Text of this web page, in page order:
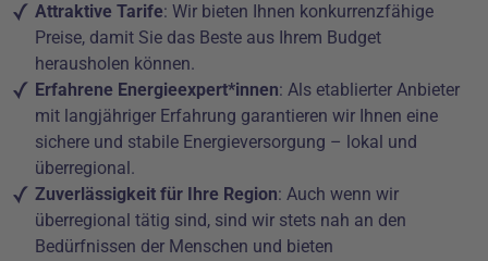
Attraktive Tarife: Wir bieten Ihnen konkurrenzfähige
Preise, damit Sie das Beste aus Ihrem Budget
herausholen können.
Erfahrene Energieexpert*innen: Als etablierter Anbieter
mit langjähriger Erfahrung garantieren wir Ihnen eine
sichere und stabile Energieversorgung – lokal und
überregional.
Zuverlässigkeit für Ihre Region: Auch wenn wir
überregional tätig sind, sind wir stets nah an den
Bedürfnissen der Menschen und bieten